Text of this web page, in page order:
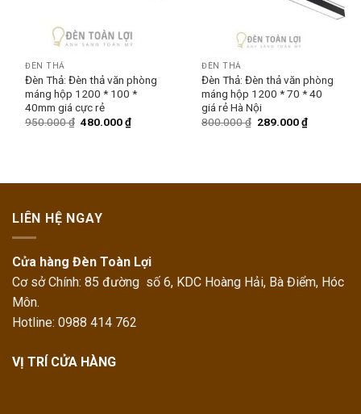
ĐÈN THẢ
Đèn Thả: Đèn thả văn phòng
máng hộp 1200 * 100 *
40mm giá cực rẻ
950.000₫ 480.000₫
ĐÈN THẢ
Đèn Thả: Đèn thả văn phòng
máng hộp 1200 * 70 * 40
giá rẻ Hà Nội
800.000₫ 289.000₫
LIÊN HỆ NGAY
Cửa hàng Đèn Toàn Lợi
Cơ sở Chính: 85 đường số 6, KDC Hoàng Hải, Bà Điểm, Hóc
Môn.
Hotline: 0988 414 762
VỊ TRÍ CỬA HÀNG